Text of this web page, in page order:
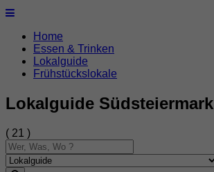
Home
Essen & Trinken
Lokalguide
Frühstückslokale
Lokalguide Südsteiermark
( 21 )